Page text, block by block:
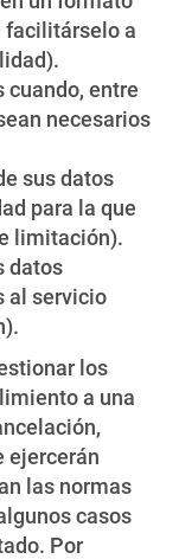
facilitárselo a
cuando, entre
necesarios
sus datos
para la que
limitación).
datos
al servicio
los
a una
ejercerán
las normas
casos
Por